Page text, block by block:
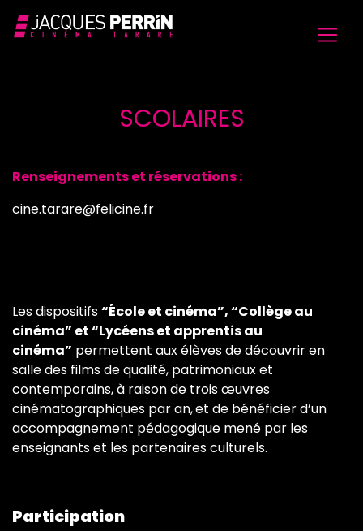
SCOLAIRES
Renseignements et réservations :
cine.tarare@felicine.fr
Les dispositifs“École et cinéma”, “Collège au
cinéma” et “Lycéens et apprentis au
cinéma” permettent aux élèves de découvrir en
salle des films de qualité, patrimoniaux et
contemporains, à raison de trois œuvres
cinématographiques par an,et de bénéficier d’un
accompagnement pédagogique mené par les
enseignants et les partenaires culturels.
Participation